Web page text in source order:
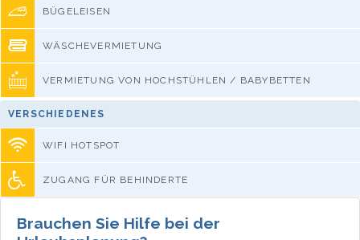
BÜGELEISEN
WÄSCHEVERMIETUNG
VERMIETUNG VON HOCHSTÜHLEN / BABYBETTEN
VERSCHIEDENES
WIFI HOTSPOT
ZUGANG FÜR BEHINDERTE
Brauchen Sie Hilfe bei der